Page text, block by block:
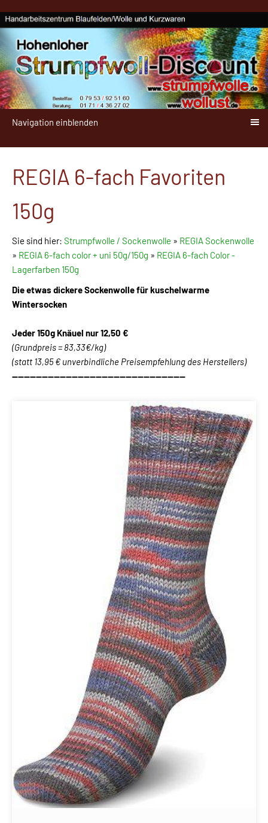
Navigation einblenden
REGIA 6-fach Favoriten
150g
Sie sind hier: Strumpfwolle / Sockenwolle » REGIA Sockenwolle
» REGIA 6-fach color + uni 50g/150g » REGIA 6-fach Color -
Lagerfarben 150g
Die etwas dickere Sockenwolle für kuschelwarme
Wintersocken
Jeder 150g Knäuel nur 12,50 €
(Grundpreis = 83,33€/kg)
(statt 13,95 € unverbindliche Preisempfehlung des Herstellers)
----------------------------------------------------------